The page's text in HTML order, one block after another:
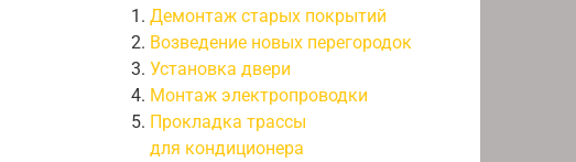
Демонтаж старых покрытий
Возведение новых перегородок
Установка двери
Монтаж электропроводки
Прокладка трассы
для кондиционера